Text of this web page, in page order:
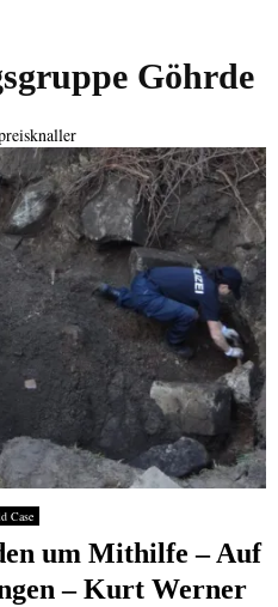
Göhrde
Case
um Mithilfe – Auf
– Kurt Werner